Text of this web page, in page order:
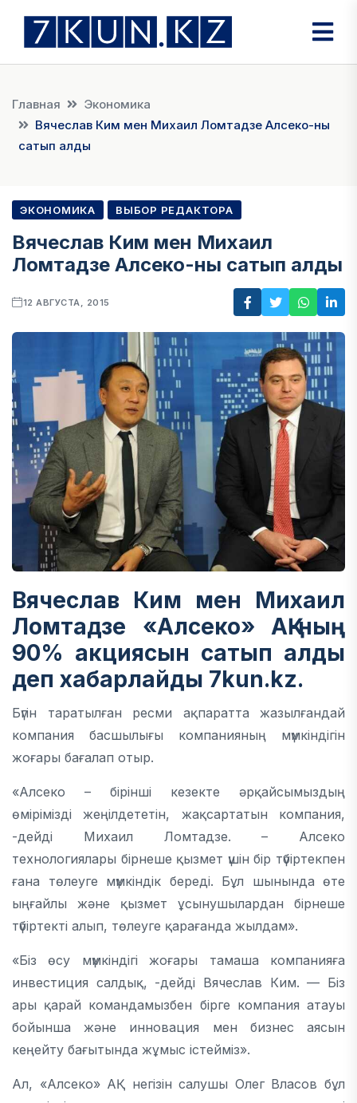
Главная
Экономика
Вячеслав Ким мен Михаил Ломтадзе Алсеко-ны
сатып алды
ЭКОНОМИКА ВЫБОР РЕДАКТОРА
Вячеслав Ким мен Михаил
Ломтадзе Алсеко-ны сатып алды
12 АВГУСТА, 2015
Вячеслав Ким мен Михаил
Ломтадзе «Алсеко» АҚ-ның
90% акциясын сатып алды
деп хабарлайды 7kun.kz.
Бүгін таратылған ресми ақпаратта жазылғандай
компания басшылығы компанияның мүмкіндігін
жоғары бағалап отыр.
«Алсеко – бірінші кезекте әрқайсымыздың
өмірімізді жеңілдететін, жақсартатын компания,
-дейді Михаил Ломтадзе. – Алсеко
технологиялары бірнеше қызмет үшін бір түбіртекпен
ғана төлеуге мүмкіндік береді. Бұл шынында өте
ыңғайлы және қызмет ұсынушылардан бірнеше
түбіртекті алып, төлеуге қарағанда жылдам».
«Біз өсу мүмкіндігі жоғары тамаша компанияға
инвестиция салдық, -дейді Вячеслав Ким. — Біз
ары қарай командамызбен бірге компания атауы
бойынша және инновация мен бизнес аясын
кеңейту бағытында жұмыс істейміз».
Ал, «Алсеко» АҚ негізін салушы Олег Власов бұл